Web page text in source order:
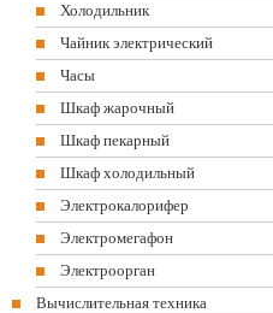
Холодильник
Чайник электрический
Часы
Шкаф жарочный
Шкаф пекарный
Шкаф холодильный
Электрокалорифер
Электромегафон
Электроорган
Вычислительная техника